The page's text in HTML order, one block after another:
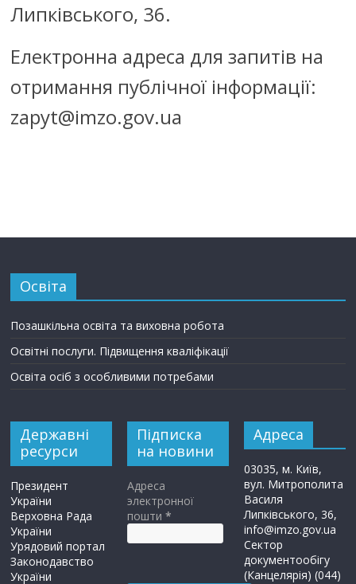
Липківського, 36.
Електронна адреса для запитів на
отримання публічної інформації:
zapyt@imzo.gov.ua
Освіта
Позашкільна освіта та виховна робота
Освітні послуги. Підвищення кваліфікації
Освіта осіб з особливими потребами
Державні
ресурси
Президент
України
Верховна Рада
України
Урядовий портал
Законодавство
України
Підписка
на новини
Адреса
электронної
пошти*
Адреса
03035, м. Київ,
вул. Митрополита
Василя
Липківського, 36,
info@imzo.gov.ua
Сектор
документообігу
(Канцелярія) (044)